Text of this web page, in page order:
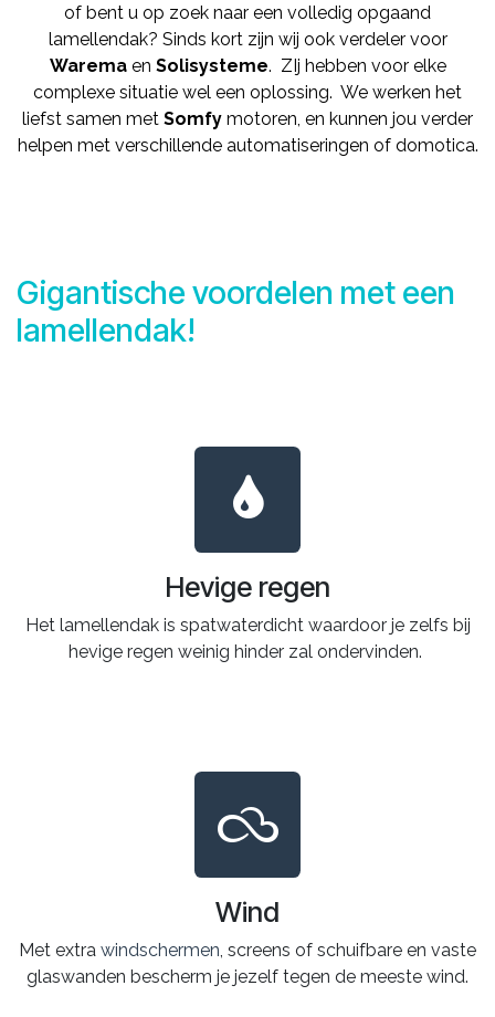
of bent u op zoek naar een volledig opgaand
lamellendak? Sinds kort zijn wij ook verdeler voor
Waremaen Solisysteme. ZIj hebben voor elke
complexe situatie wel een oplossing. We werken het
liefst samen met Somfy motoren, en kunnen jou verder
helpen met verschillende automatiseringen of domotica.
Gigantische voordelen met een
lamellendak!
Hevige regen
Het lamellendak is spatwaterdicht waardoor je zelfs bij
hevige regen weinig hinder zal ondervinden.
Wind
Met extra windschermen, screens of schuifbare en vaste
glaswanden bescherm je jezelf tegen de meeste wind.